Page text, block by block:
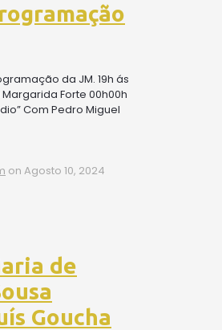
da JM. 19h ás
Margarida Forte 00h00h
Com Pedro Miguel
on Agosto 10, 2024
de
Goucha